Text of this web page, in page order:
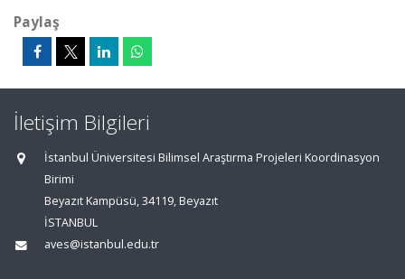
Paylaş
İletişim Bilgileri
İstanbul Üniversitesi Bilimsel Araştırma Projeleri Koordinasyon
Birimi
Beyazıt Kampüsü, 34119, Beyazıt
İSTANBUL
aves@istanbul.edu.tr